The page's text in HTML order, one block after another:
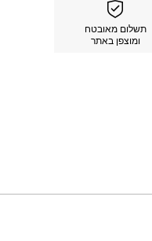
תשלום מאובטח
ומוצפן באתר